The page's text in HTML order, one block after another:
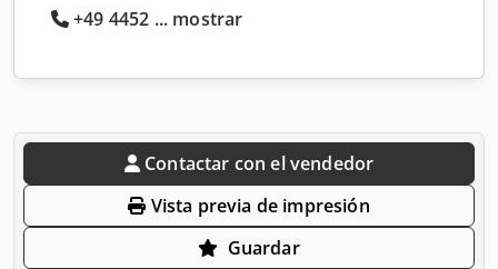
+49 4452 ... mostrar
Contactar con el vendedor
Vista previa de impresión
Guardar